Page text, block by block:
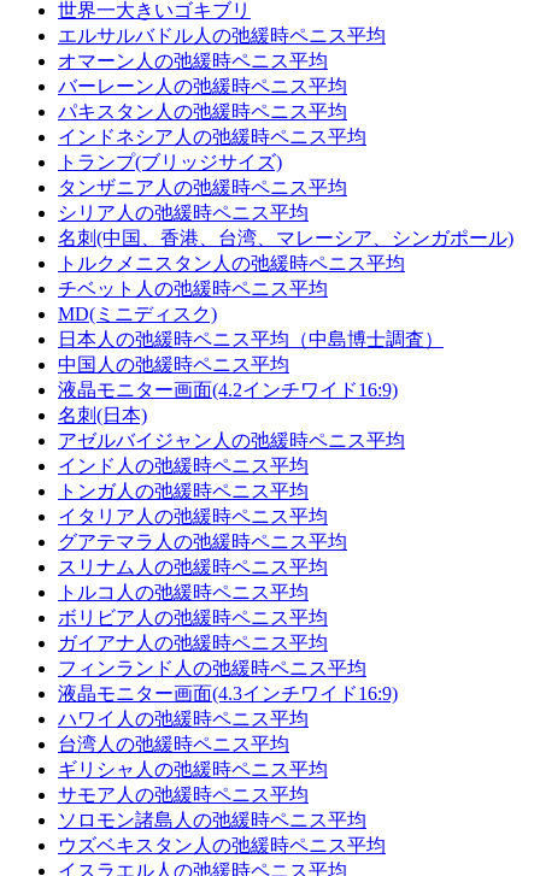
世界一大きいゴキブリ
エルサルバドル人の弛緩時ペニス平均
オマーン人の弛緩時ペニス平均
バーレーン人の弛緩時ペニス平均
パキスタン人の弛緩時ペニス平均
インドネシア人の弛緩時ペニス平均
トランプ(ブリッジサイズ)
タンザニア人の弛緩時ペニス平均
シリア人の弛緩時ペニス平均
名刺(中国、香港、台湾、マレーシア、シンガポール)
トルクメニスタン人の弛緩時ペニス平均
チベット人の弛緩時ペニス平均
MD(ミニディスク)
日本人の弛緩時ペニス平均（中島博士調査）
中国人の弛緩時ペニス平均
液晶モニター画面(4.2インチワイド16:9)
名刺(日本)
アゼルバイジャン人の弛緩時ペニス平均
インド人の弛緩時ペニス平均
トンガ人の弛緩時ペニス平均
イタリア人の弛緩時ペニス平均
グアテマラ人の弛緩時ペニス平均
スリナム人の弛緩時ペニス平均
トルコ人の弛緩時ペニス平均
ボリビア人の弛緩時ペニス平均
ガイアナ人の弛緩時ペニス平均
フィンランド人の弛緩時ペニス平均
液晶モニター画面(4.3インチワイド16:9)
ハワイ人の弛緩時ペニス平均
台湾人の弛緩時ペニス平均
ギリシャ人の弛緩時ペニス平均
サモア人の弛緩時ペニス平均
ソロモン諸島人の弛緩時ペニス平均
ウズベキスタン人の弛緩時ペニス平均
イスラエル人の弛緩時ペニス平均